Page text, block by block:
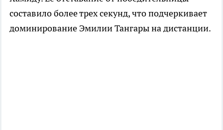
составило более трех секунд, что подчеркивает
доминирование Эмилии Тангары на дистанции.